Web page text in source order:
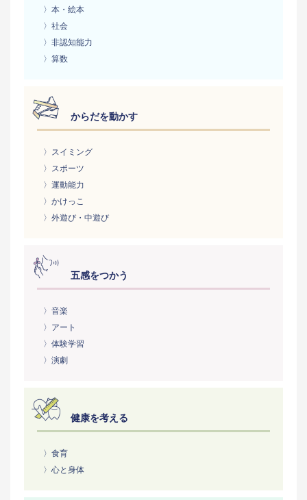
〉本・絵本
〉社会
〉非認知能力
〉算数
からだを動かす
〉スイミング
〉スポーツ
〉運動能力
〉かけっこ
〉外遊び・中遊び
五感をつかう
〉音楽
〉アート
〉体験学習
〉演劇
健康を考える
〉食育
〉心と身体